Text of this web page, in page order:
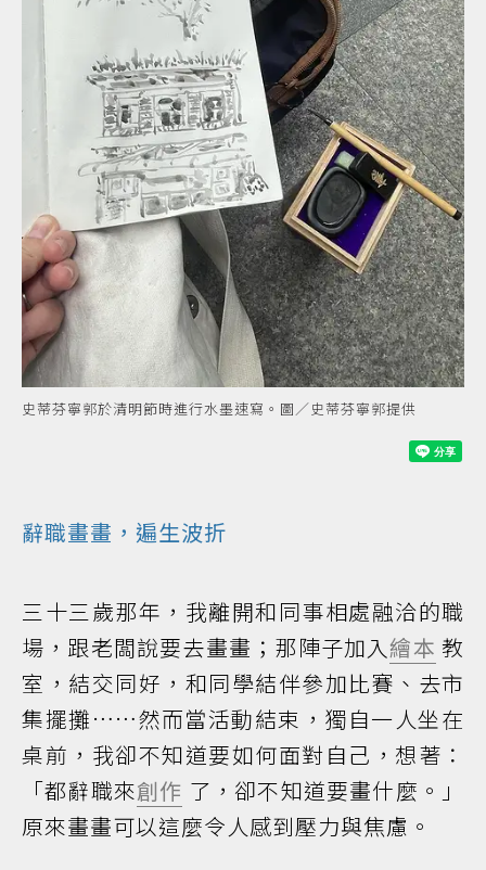
史蒂芬寧郭於清明節時進行水墨速寫。圖／史蒂芬寧郭提供
辭職畫畫，遍生波折
三十三歲那年，我離開和同事相處融洽的職
場，跟老闆說要去畫畫；那陣子加入繪本 教
室，結交同好，和同學結伴參加比賽、去市
集擺攤……然而當活動結束，獨自一人坐在
桌前，我卻不知道要如何面對自己，想著：
「都辭職來創作 了，卻不知道要畫什麼。」
原來畫畫可以這麼令人感到壓力與焦慮。